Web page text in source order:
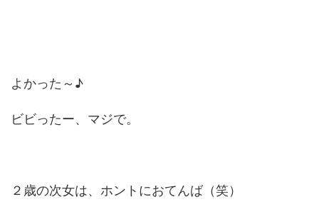
よかった～♪
ビビったー、マジで。
２歳の次女は、ホントにおてんば（笑）